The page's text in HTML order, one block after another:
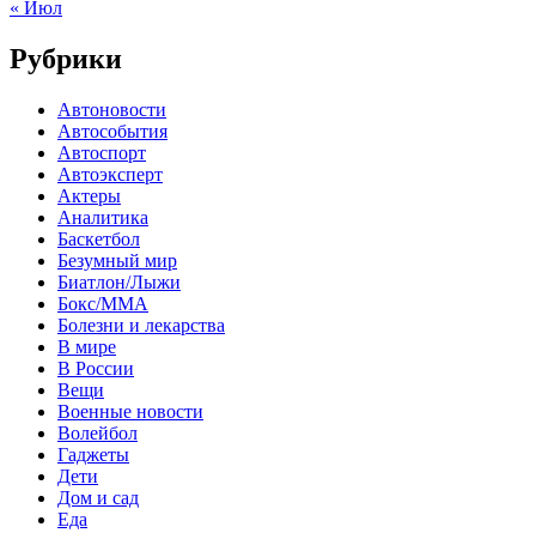
« Июл
Рубрики
Автоновости
Автособытия
Автоспорт
Автоэксперт
Актеры
Аналитика
Баскетбол
Безумный мир
Биатлон/Лыжи
Бокс/MMA
Болезни и лекарства
В мире
В России
Вещи
Военные новости
Волейбол
Гаджеты
Дети
Дом и сад
Еда